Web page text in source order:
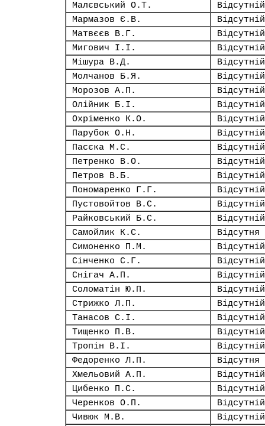
Малєвський О.Т.
Відсутній
Мармазов Є.В.
Відсутній
Матвєєв В.Г.
Відсутній
Мигович І.І.
Відсутній
Мішура В.Д.
Відсутній
Молчанов Б.Я.
Відсутній
Морозов А.П.
Відсутній
Олійник Б.І.
Відсутній
Охріменко К.О.
Відсутній
Парубок О.Н.
Відсутній
Пасєка М.С.
Відсутній
Петренко В.О.
Відсутній
Петров В.Б.
Відсутній
Пономаренко Г.Г.
Відсутній
Пустовойтов В.С.
Відсутній
Райковський Б.С.
Відсутній
Самойлик К.С.
Відсутня
Симоненко П.М.
Відсутній
Сінченко С.Г.
Відсутній
Снігач А.П.
Відсутній
Соломатін Ю.П.
Відсутній
Стрижко Л.П.
Відсутній
Танасов С.І.
Відсутній
Тищенко П.В.
Відсутній
Тропін В.І.
Відсутній
Федоренко Л.П.
Відсутня
Хмельовий А.П.
Відсутній
Цибенко П.С.
Відсутній
Черенков О.П.
Відсутній
Чивюк М.В.
Відсутній